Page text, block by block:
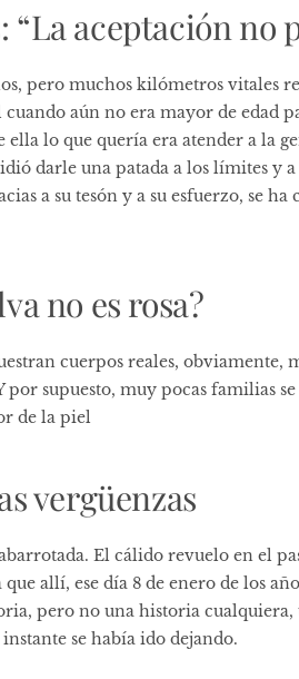
“La aceptación no
pero muchos kilómetros vitales
aún no era mayor de edad
lo que quería era atender a la
darle una patada a los límites y
a su tesón y a su esfuerzo, se
no es rosa?
cuerpos reales, obviamente,
por supuesto, muy pocas familias
de la piel
vergüenzas
El cálido revuelo en el
allí, ese día 8 de enero de los
pero no una historia cualquiera,
se había ido dejando.